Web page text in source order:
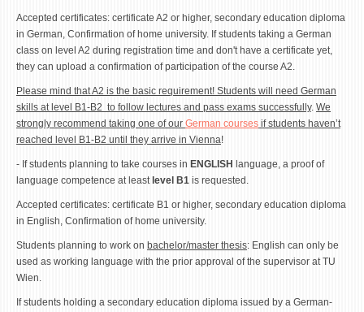
Accepted certificates: certificate A2 or higher, secondary education diploma
in German, Confirmation of home university. If students taking a German
class on level A2 during registration time and don't have a certificate yet,
they can upload a confirmation of participation of the course A2.
Please mind that A2 is the basic requirement! Students will need German
skills at level B1-B2 to follow lectures and pass exams successfully. We
strongly recommend taking one of our German courses if students haven’t
reached level B1-B2 until they arrive in Vienna!
- If students planning to take courses in ENGLISH
language, a proof of
language competence at least level B1 is requested.
Accepted certificates: certificate B1 or higher, secondary education diploma
in English, Confirmation of home university.
Students planning to work on bachelor/master thesis: English can only be
used as working language with the prior approval of the supervisor at TU
Wien.
If students holding a secondary education diploma issued by a German-